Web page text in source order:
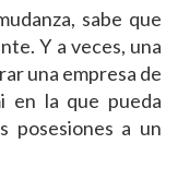
sabe que
Y a veces, una
una empresa de
en la que pueda
posesiones a un